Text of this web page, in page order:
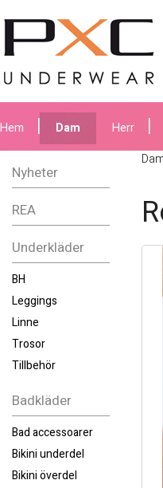
Hem Dam Herr
Nyheter
REA
Underkläder
BH
Leggings
Linne
Trosor
Tillbehör
Badkläder
Bad accessoarer
Bikini underdel
Bikini överdel
Dam